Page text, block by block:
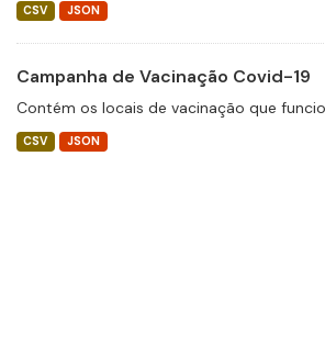
CSV JSON
Campanha de Vacinação Covid-19
Contém os locais de vacinação que
CSV JSON